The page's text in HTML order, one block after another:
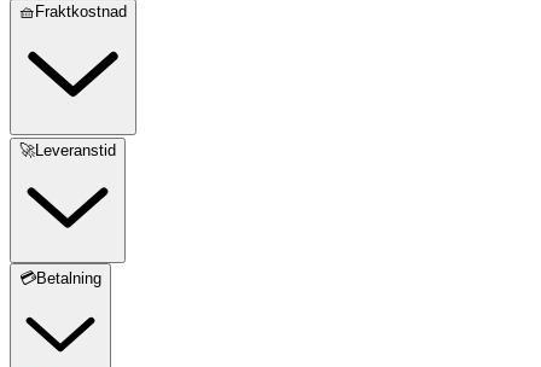
🧺Fraktkostnad
🚀Leveranstid
💳Betalning